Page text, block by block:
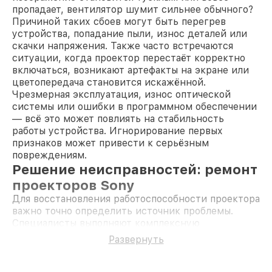
пропадает, вентилятор шумит сильнее обычного?
Причиной таких сбоев могут быть перегрев
устройства, попадание пыли, износ деталей или
скачки напряжения. Также часто встречаются
ситуации, когда проектор перестаёт корректно
включаться, возникают артефакты на экране или
цветопередача становится искажённой.
Чрезмерная эксплуатация, износ оптической
системы или ошибки в программном обеспечении
— всё это может повлиять на стабильность
работы устройства. Игнорирование первых
признаков может привести к серьёзным
повреждениям.
Решение неисправностей: ремонт
проекторов Sony
Для восстановления работоспособности проектора
важно точно определить источник проблемы.
Специалисты выполняют комплексную
диагностику, чтобы выявить неисправность и
предложить оптимальное решение. Среди
Развернуть